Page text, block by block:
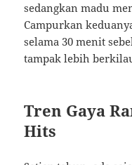
sedangkan madu
Campurkan
selama 30 menit
tampak lebih
Tren Gaya
Hits